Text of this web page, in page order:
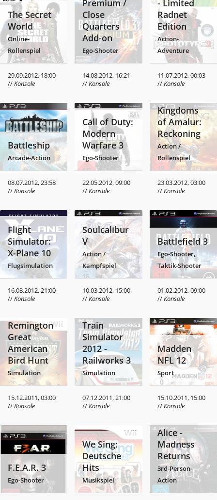
The Secret
World
Online-
Rollenspiel
29.09.2012, 18:00
//Konsole
Premium /
Close
Quarters
Add-on
Ego-Shooter
14.08.2012, 16:21
//Konsole
- Limited
Radnet
Edition
Action-
Adventure
11.07.2012, 00:03
//Konsole
Battleship
Arcade-Action
08.07.2012, 23:58
//Konsole
Call of Duty:
Modern
Warfare 3
Ego-Shooter
22.05.2012, 09:00
//Konsole
Kingdoms
of Amalur:
Reckoning
Action /
Rollenspiel
23.03.2012, 03:00
//Konsole
Flight
Simulator:
X-Plane 10
Flugsimulation
16.03.2012, 21:00
//Konsole
Soulcalibur
V
Action /
Kampfspiel
10.03.2012, 15:00
//Konsole
Battlefield 3
Ego-Shooter,
Taktik-Shooter
01.02.2012, 09:00
//Konsole
Remington
Great
American
Bird Hunt
Simulation
15.12.2011, 03:00
//Konsole
Train
Simulator
2012 -
Railworks 3
Simulation
07.12.2011, 21:00
//Konsole
Madden
NFL 12
Sport
15.10.2011, 15:00
//Konsole
F.E.A.R. 3
Ego-Shooter
We Sing:
Deutsche
Hits
Musikspiel
Alice -
Madness
Returns
3rd-Person-
Action